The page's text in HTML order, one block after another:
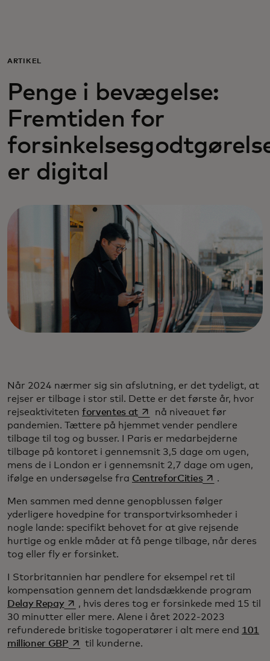
Til virksomheder
Til hele verden
Til innovatører
Nyheder og trends
ARTIKEL
Penge i bevægelse:
Fremtiden for
er digital
Når 2024 nærmer sig sin afslutning, er det tydeligt, at
rejser er tilbage i stor stil. Dette er det første år, hvor
rejseaktiviteten forventes atopens in a new tab
nå niveauet før
pandemien. Tættere på hjemmet vender pendlere
tilbage til tog og busser. I Paris er medarbejderne
tilbage på kontoret i gennemsnit 3,5 dage om ugen,
mens de i London er i gennemsnit 2,7 dage om ugen,
ifølge en undersøgelse fra CentreforCitiesopens in a
.
Men sammen med denne genopblussen følger
yderligere hovedpine for transportvirksomheder i
nogle lande: specifikt behovet for at give rejsende
hurtige og enkle måder at få penge tilbage, når deres
tog eller fly er forsinket.
I Storbritannien har pendlere for eksempel ret til
kompensation gennem det landsdækkende program
Delay Repayopens in a new tab
, hvis deres tog er forsinkede med 15 til
30 minutter eller mere. Alene i året 2022-2023
refunderede britiske togoperatører i alt mere end 101
millioner GBPopens in a new tab
til kunderne.